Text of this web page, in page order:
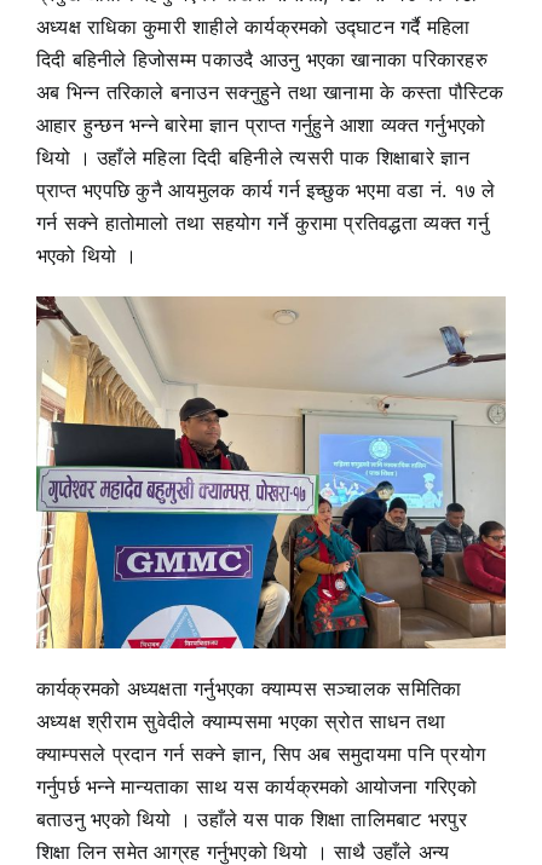
अध्यक्ष राधिका कुमारी शाहीले कार्यक्रमको उद्घाटन गर्दै महिला
दिदी बहिनीले हिजोसम्म पकाउदै आउनु भएका खानाका परिकारहरु
अब भिन्न तरिकाले बनाउन सक्नुहुने तथा खानामा के कस्ता पौस्टिक
आहार हुन्छन भन्ने बारेमा ज्ञान प्राप्त गर्नुहुने आशा व्यक्त गर्नुभएको
थियो । उहाँले महिला दिदी बहिनीले त्यसरी पाक शिक्षाबारे ज्ञान
प्राप्त भएपछि कुनै आयमुलक कार्य गर्न इच्छुक भएमा वडा नं. १७ ले
गर्न सक्ने हातोमालो तथा सहयोग गर्ने कुरामा प्रतिवद्धता व्यक्त गर्नु
भएको थियो ।
कार्यक्रमको अध्यक्षता गर्नुभएका क्याम्पस सञ्चालक समितिका
अध्यक्ष श्रीराम सुवेदीले क्याम्पसमा भएका स्रोत साधन तथा
क्याम्पसले प्रदान गर्न सक्ने ज्ञान, सिप अब समुदायमा पनि प्रयोग
गर्नुपर्छ भन्ने मान्यताका साथ यस कार्यक्रमको आयोजना गरिएको
बताउनु भएको थियो । उहाँले यस पाक शिक्षा तालिमबाट भरपुर
शिक्षा लिन समेत आग्रह गर्नुभएको थियो । साथै उहाँले अन्य